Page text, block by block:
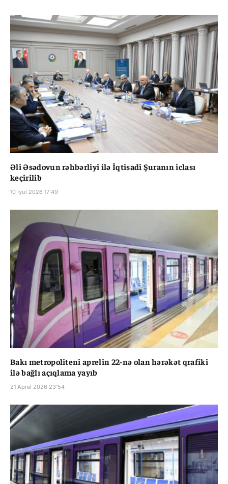
Əli Əsədovun rəhbərliyi ilə İqtisadi Şuranın iclası
keçirilib
10 İyul 2026 17:49
Bakı metropoliteni aprelin 22-nə olan hərəkət qrafiki
ilə bağlı açıqlama yayıb
21 Aprel 2026 23:54